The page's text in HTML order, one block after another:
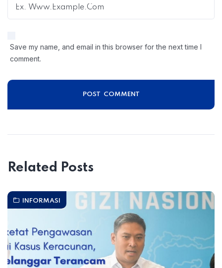
Save my name, and email in this browser for the next time I
comment.
Related Posts
INFORMASI